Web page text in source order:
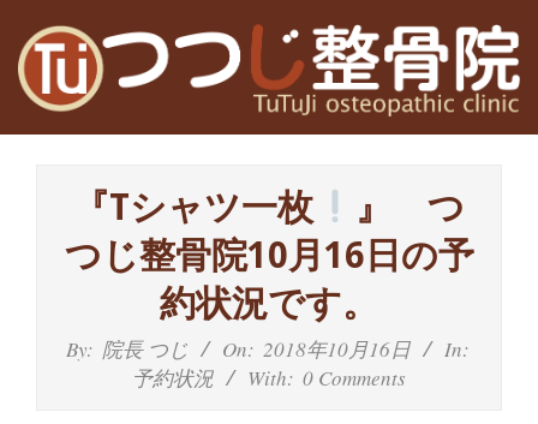
content
高
富
茨
『Tシャツ一枚
』 つ
つじ整骨院10月16日の予
約状況です。
By: 院長 つじ On: 2018年10月16日
In:
予約状況
With: 0 Comments